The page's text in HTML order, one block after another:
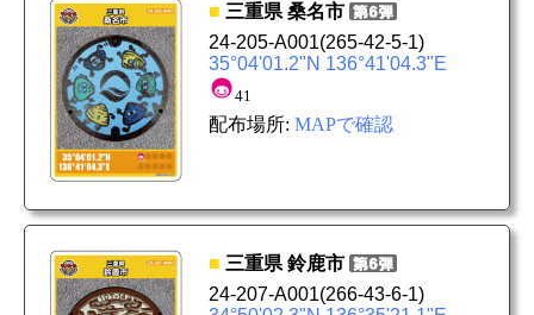
■ 三重県 桑名市
24-205-A001(265-42-5-1)
35°04'01.2"N 136°41'04.3"E
41
配布場所: MAPで確認
■ 三重県 鈴鹿市
24-207-A001(266-43-6-1)